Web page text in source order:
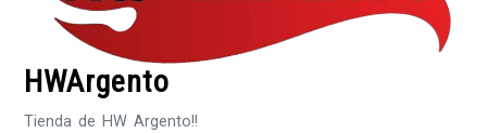
HWArgento
Tienda de HW Argento!!